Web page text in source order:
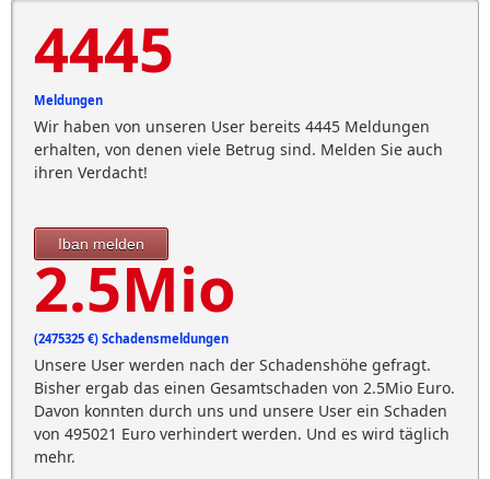
4445
Meldungen
Wir haben von unseren User bereits 4445 Meldungen
erhalten, von denen viele Betrug sind. Melden Sie auch
ihren Verdacht!
Iban melden
2.5Mio
(2475325 €) Schadensmeldungen
Unsere User werden nach der Schadenshöhe gefragt.
Bisher ergab das einen Gesamtschaden von 2.5Mio Euro.
Davon konnten durch uns und unsere User ein Schaden
von 495021 Euro verhindert werden. Und es wird täglich
mehr.